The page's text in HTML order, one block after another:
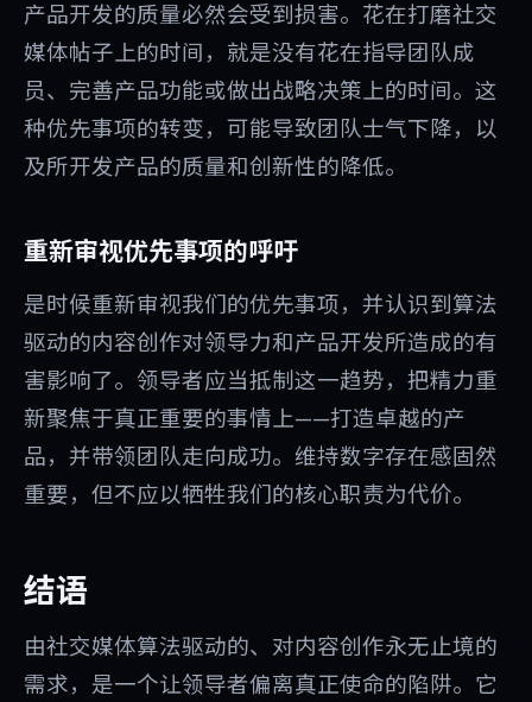
产品开发的质量必然会受到损害。花在打磨社交
媒体帖子上的时间，就是没有花在指导团队成
员、完善产品功能或做出战略决策上的时间。这
种优先事项的转变，可能导致团队士气下降，以
及所开发产品的质量和创新性的降低。
重新审视优先事项的呼吁
是时候重新审视我们的优先事项，并认识到算法
驱动的内容创作对领导力和产品开发所造成的有
害影响了。领导者应当抵制这一趋势，把精力重
新聚焦于真正重要的事情上——打造卓越的产
品，并带领团队走向成功。维持数字存在感固然
重要，但不应以牺牲我们的核心职责为代价。
结语
由社交媒体算法驱动的、对内容创作永无止境的
需求，是一个让领导者偏离真正使命的陷阱。它